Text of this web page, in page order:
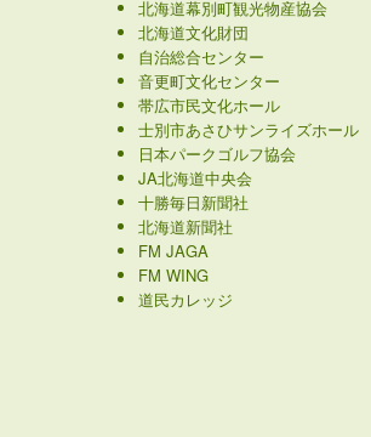
北海道幕別町観光物産協会
北海道文化財団
自治総合センター
音更町文化センター
帯広市民文化ホール
士別市あさひサンライズホール
日本パークゴルフ協会
JA北海道中央会
十勝毎日新聞社
北海道新聞社
FM JAGA
FM WING
道民カレッジ